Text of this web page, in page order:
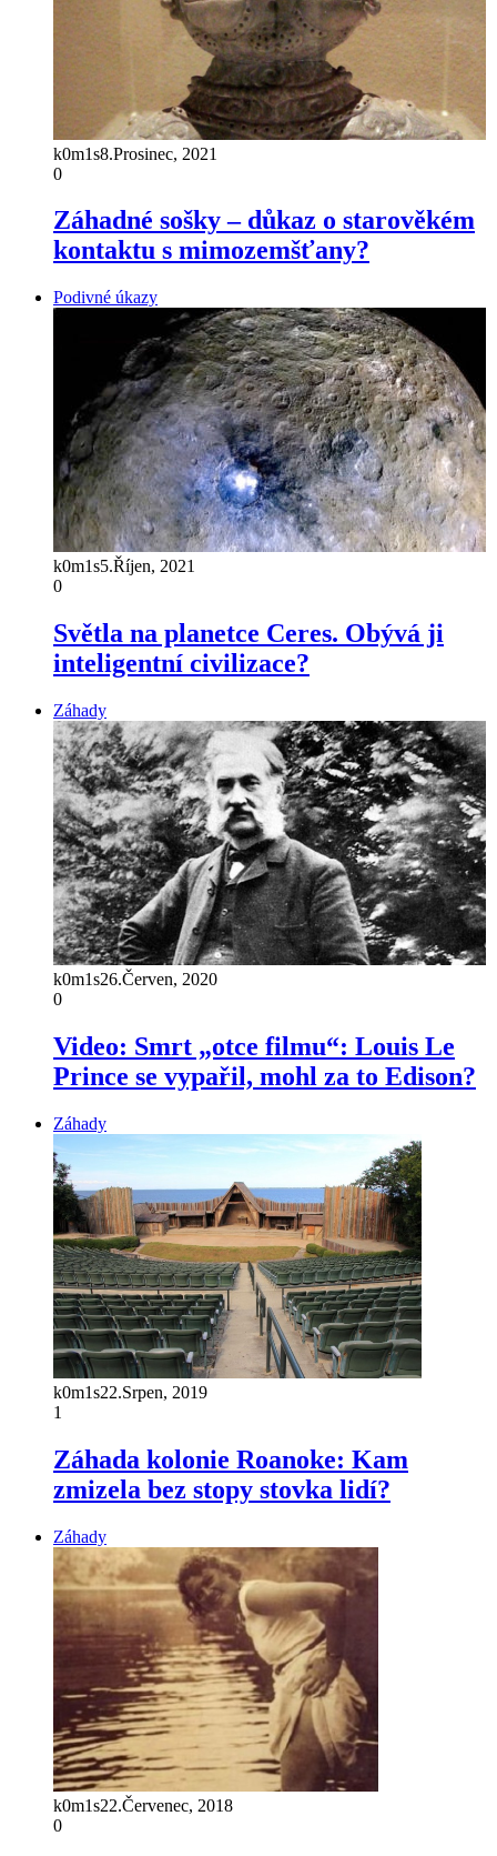
k0m1s8.Prosinec, 2021
0
Záhadné sošky – důkaz o starověkém
kontaktu s mimozemšťany?
Podivné úkazy
k0m1s5.Říjen, 2021
0
Světla na planetce Ceres. Obývá ji
inteligentní civilizace?
Záhady
k0m1s26.Červen, 2020
0
Video: Smrt „otce filmu“: Louis Le
Prince se vypařil, mohl za to Edison?
Záhady
k0m1s22.Srpen, 2019
1
Záhada kolonie Roanoke: Kam
zmizela bez stopy stovka lidí?
Záhady
k0m1s22.Červenec, 2018
0